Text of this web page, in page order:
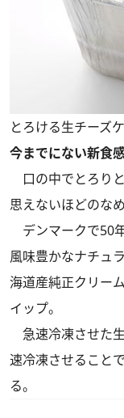
とろける生チーズ
今までにない新食
口の中でとろり
思えないほどのな
デンマークで50
風味豊かなナチュ
海道産純正クリー
イップ。
急速冷凍させた
速冷凍させること
る。